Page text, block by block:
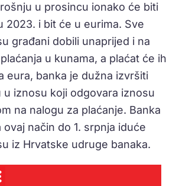
u prosincu ionako će biti
2023. i bit će u eurima. Sve
građani dobili unaprijed i na
u kunama, a plaćat će ih
eura, banka je dužna izvršiti
u iznosu koji odgovara iznosu
na nalogu za plaćanje. Banka
način do 1. srpnja iduće
iz Hrvatske udruge banaka.